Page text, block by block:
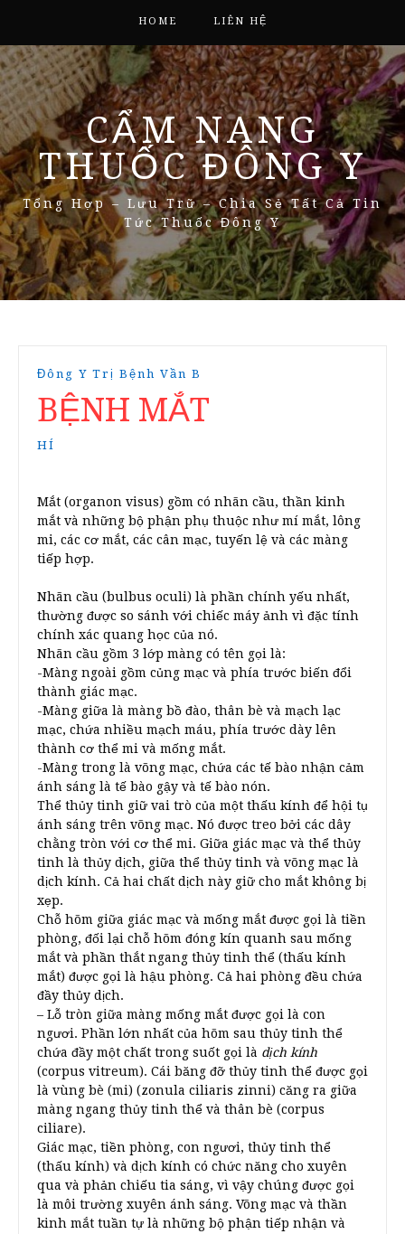
HOME LIÊN HỆ
CẨM NANG
THUỐC ĐÔNG Y
Tổng Hợp – Lưu Trữ – Chia Sẻ Tất Cả Tin
Tức Thuốc Đông Y
Đông Y Trị Bệnh Vần B
BỆNH MẮT
HÍ
Mắt (organon visus) gồm có nhãn cầu, thần kinh
mắt và những bộ phận phụ thuộc như mí mắt, lông
mi, các cơ mắt, các cân mạc, tuyến lệ và các màng
tiếp hợp.
Nhãn cầu (bulbus oculi) là phần chính yếu nhất,
thường được so sánh với chiếc máy ảnh vì đặc tính
chính xác quang học của nó.
Nhãn cầu gồm 3 lớp màng có tên gọi là:
-Màng ngoài gồm củng mạc và phía trước biến đổi
thành giác mạc.
-Màng giữa là màng bồ đào, thân bè và mạch lạc
mạc, chứa nhiều mạch máu, phía trước dày lên
thành cơ thể mi và mống mắt.
-Màng trong là võng mạc, chứa các tế bào nhận cảm
ánh sáng là tế bào gậy và tế bào nón.
Thể thủy tinh giữ vai trò của một thấu kính để hội tụ
ánh sáng trên võng mạc. Nó được treo bởi các dây
chằng tròn với cơ thể mi. Giữa giác mạc và thể thủy
tinh là thủy dịch, giữa thể thủy tinh và võng mạc là
dịch kính. Cả hai chất dịch này giữ cho mắt không bị
xẹp.
Chỗ hõm giữa giác mạc và mống mắt được gọi là tiền
phòng, đối lại chỗ hõm đóng kín quanh sau mống
mắt và phần thắt ngang thủy tinh thể (thấu kính
mắt) được gọi là hậu phòng. Cả hai phòng đều chứa
đầy thủy dịch.
– Lỗ tròn giữa màng mống mắt được gọi là con
ngươi. Phần lớn nhất của hõm sau thủy tinh thể
chứa đầy một chất trong suốt gọi là dịch kính
(corpus vitreum). Cái băng đỡ thủy tinh thể được gọi
là vùng bè (mi) (zonula ciliaris zinni) căng ra giữa
màng ngang thủy tinh thể và thân bè (corpus
ciliare).
Giác mạc, tiền phòng, con ngươi, thủy tinh thể
(thấu kính) và dịch kính có chức năng cho xuyên
qua và phản chiếu tia sáng, vì vậy chúng được gọi
là môi trường xuyên ánh sáng. Võng mạc và thần
kinh mắt tuần tự là những bộ phận tiếp nhận và